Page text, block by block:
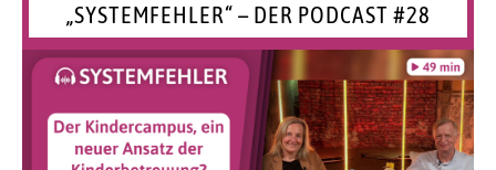
„SYSTEMFEHLER“ – DER PODCAST #28